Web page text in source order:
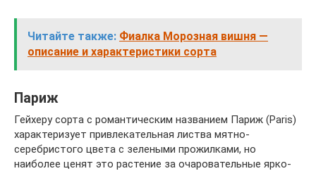
Читайте также: Фиалка Морозная вишня —
описание и характеристики сорта
Париж
Гейхеру сорта с романтическим названием Париж (Paris)
характеризует привлекательная листва мятно-
серебристого цвета с зелеными прожилками, но
наиболее ценят это растение за очаровательные ярко-